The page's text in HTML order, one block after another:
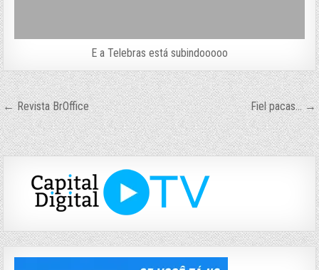
E a Telebras está subindooooo
Navegação
de
Post
← Revista BrOffice Fiel pacas… →